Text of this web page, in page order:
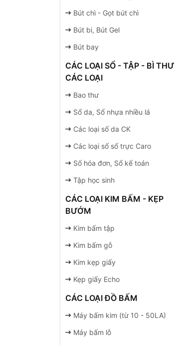
Bút chì - Gọt bút chì
Bút bi, Bút Gel
Bút bay
CÁC LOẠI SỔ - TẬP - BÌ THƯ
CÁC LOẠI
Bao thư
Sổ da, Sổ nhựa nhiều lá
Các loại số da CK
Các loại số số trực Caro
Số hóa đơn, Sổ kế toán
Tập học sinh
CÁC LOẠI KIM BẤM - KẸP
BƯỚM
Kim bấm tập
Kim bấm gỗ
Kim kẹp giấy
Kẹp giấy Echo
CÁC LOẠI ĐỒ BẤM
Máy bấm kim (từ 10 - 50LA)
Máy bấm lỗ